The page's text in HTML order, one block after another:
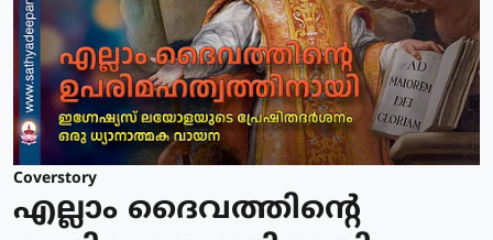
Coverstory
എല്ലാം ദൈവത്തിന്റെ